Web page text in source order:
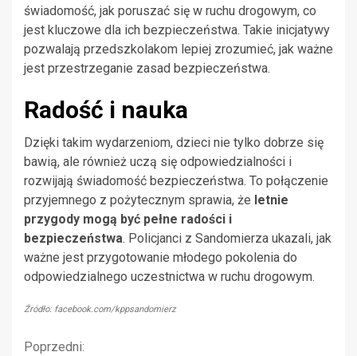
świadomość, jak poruszać się w ruchu drogowym, co
jest kluczowe dla ich bezpieczeństwa. Takie inicjatywy
pozwalają przedszkolakom lepiej zrozumieć, jak ważne
jest przestrzeganie zasad bezpieczeństwa.
Radość i nauka
Dzięki takim wydarzeniom, dzieci nie tylko dobrze się
bawią, ale również uczą się odpowiedzialności i
rozwijają świadomość bezpieczeństwa. To połączenie
przyjemnego z pożytecznym sprawia, że letnie
przygody mogą być pełne radości i
bezpieczeństwa. Policjanci z Sandomierza ukazali, jak
ważne jest przygotowanie młodego pokolenia do
odpowiedzialnego uczestnictwa w ruchu drogowym.
Źródło: facebook.com/kppsandomierz
Poprzedni: